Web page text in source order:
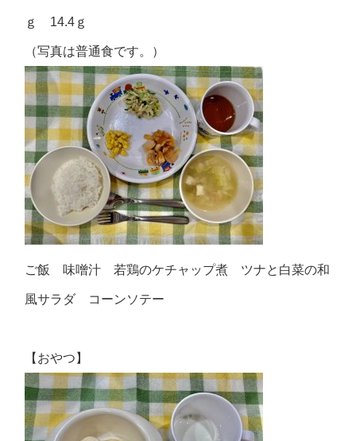
ｇ 14.4ｇ
（写真は普通食です。）
ご飯 味噌汁 若鶏のケチャップ煮 ツナと白菜の和
風サラダ コーンソテー
【おやつ】